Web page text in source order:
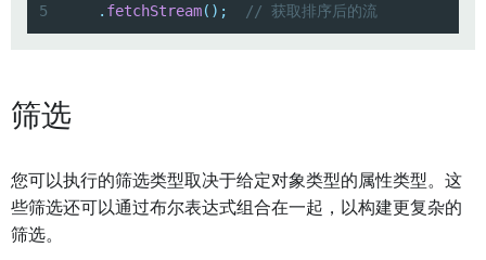
5
. fetchStream( ) ; // 获取排序后的流
筛选
您可以执行的筛选类型取决于给定对象类型的属性类型。这
些筛选还可以通过布尔表达式组合在一起，以构建更复杂的
筛选。